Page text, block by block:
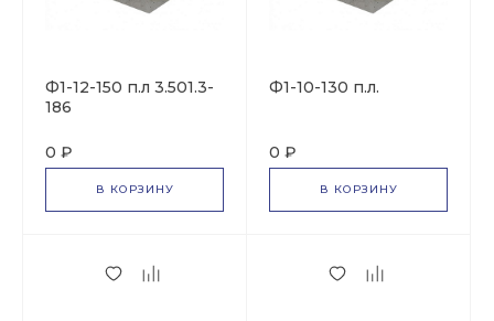
Ф1-12-150 п.л 3.501.3-
186
0 ₽
В КОРЗИНУ
Ф1-10-130 п.л.
0 ₽
В КОРЗИНУ